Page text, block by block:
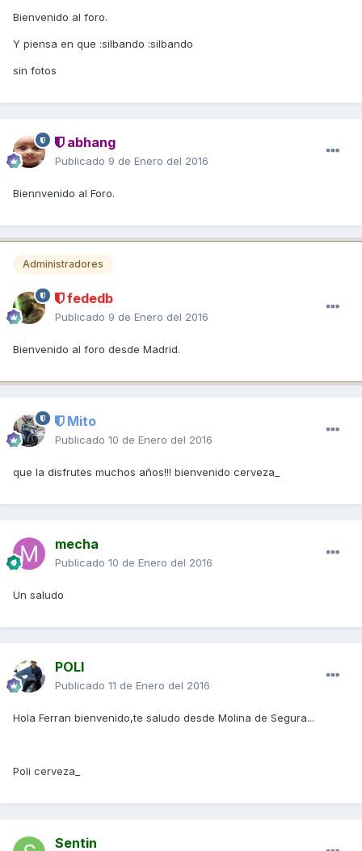
Bienvenido al foro.
Y piensa en que :silbando :silbando
sin fotos
abhang
Publicado 9 de Enero del 2016
Biennvenido al Foro.
Administradores
fededb
Publicado 9 de Enero del 2016
Bienvenido al foro desde Madrid.
Mito
Publicado 10 de Enero del 2016
que la disfrutes muchos años!!! bienvenido cerveza_
mecha
Publicado 10 de Enero del 2016
Un saludo
POLI
Publicado 11 de Enero del 2016
Hola Ferran bienvenido,te saludo desde Molina de Segura...
Poli cerveza_
Sentin